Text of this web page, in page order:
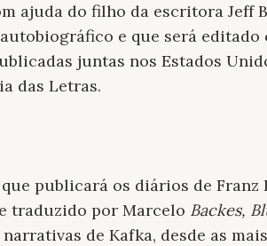
ajuda do filho da escritora Jeff
e que será editado
juntas nos Estados
das Letras.
publicará os diários de Franz
traduzido por Marcelo Backes,
de Kafka, desde as